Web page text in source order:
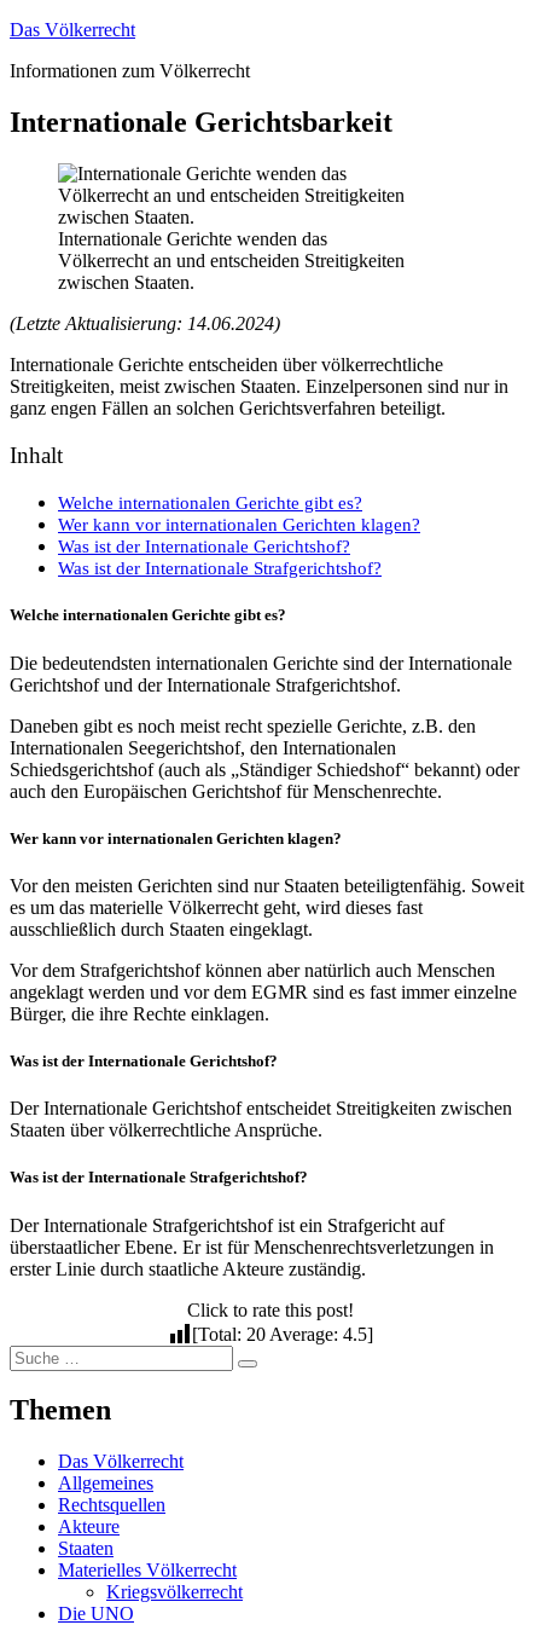
Zum
springen
Das Völkerrecht
Informationen zum Völkerrecht
Internationale Gerichtsbarkeit
Internationale Gerichte wenden das
Völkerrecht an und entscheiden Streitigkeiten
zwischen Staaten.
(Letzte Aktualisierung: 14.06.2024)
Internationale Gerichte entscheiden über völkerrechtliche
Streitigkeiten, meist zwischen Staaten. Einzelpersonen sind nur in
ganz engen Fällen an solchen Gerichtsverfahren beteiligt.
Inhalt
Welche internationalen Gerichte gibt es?
Wer kann vor internationalen Gerichten klagen?
Was ist der Internationale Gerichtshof?
Was ist der Internationale Strafgerichtshof?
Welche internationalen Gerichte gibt es?
Die bedeutendsten internationalen Gerichte sind der Internationale
Gerichtshof und der Internationale Strafgerichtshof.
Daneben gibt es noch meist recht spezielle Gerichte, z.B. den
Internationalen Seegerichtshof, den Internationalen
Schiedsgerichtshof (auch als „Ständiger Schiedshof“ bekannt) oder
auch den Europäischen Gerichtshof für Menschenrechte.
Wer kann vor internationalen Gerichten klagen?
Vor den meisten Gerichten sind nur Staaten beteiligtenfähig. Soweit
es um das materielle Völkerrecht geht, wird dieses fast
ausschließlich durch Staaten eingeklagt.
Vor dem Strafgerichtshof können aber natürlich auch Menschen
angeklagt werden und vor dem EGMR sind es fast immer einzelne
Bürger, die ihre Rechte einklagen.
Was ist der Internationale Gerichtshof?
Der Internationale Gerichtshof entscheidet Streitigkeiten zwischen
Staaten über völkerrechtliche Ansprüche.
Was ist der Internationale Strafgerichtshof?
Der Internationale Strafgerichtshof ist ein Strafgericht auf
überstaatlicher Ebene. Er ist für Menschenrechtsverletzungen in
erster Linie durch staatliche Akteure zuständig.
Click to rate this post!
[Total: 20 Average: 4.5]
Suche
nach:
Suchen
Themen
Das Völkerrecht
Allgemeines
Rechtsquellen
Akteure
Staaten
Materielles Völkerrecht
Kriegsvölkerrecht
Die UNO